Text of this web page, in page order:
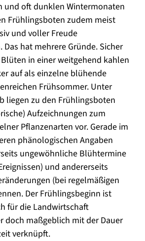
und oft dunklen Wintermonaten
Frühlingsboten zudem meist
und voller Freude
hat mehrere Gründe. Sicher
in einer weitgehend kahlen
auf als einzelne blühende
Frühsommer. Unter
liegen zu den Frühlingsboten
Aufzeichnungen zum
Pflanzenarten vor. Gerade im
phänologischen Angaben
ungewöhnliche Blühtermine
und andererseits
(bei regelmäßigen
Der Frühlingsbeginn ist
für die Landwirtschaft
doch maßgeblich mit der Dauer
verknüpft.